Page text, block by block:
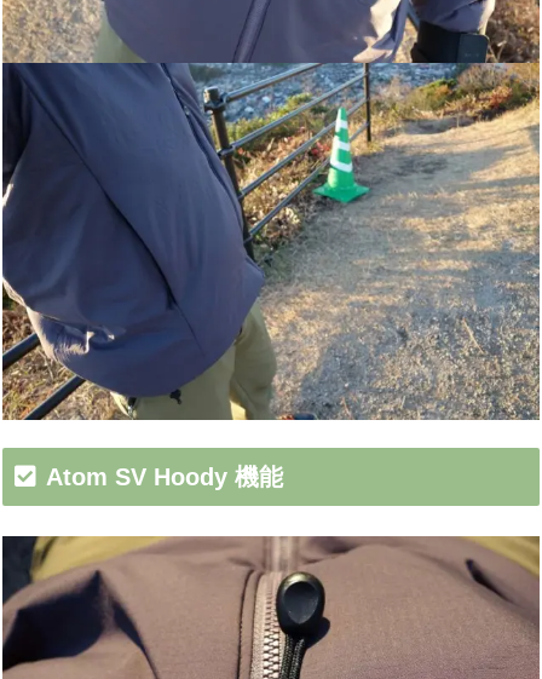
Atom SV Hoody 機能